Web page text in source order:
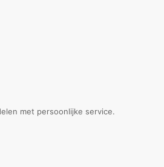
met persoonlijke service.